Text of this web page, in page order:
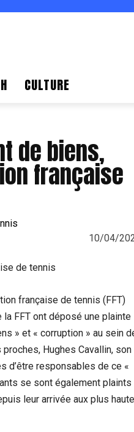
CULTURE
de biens,
française
10/04/
de tennis
française de tennis (FFT)
FFT ont déposé une plainte
» et « corruption » au sein
Hughes Cavallin, son
d’être responsables de ce «
se sont également plaints
leur arrivée aux plus